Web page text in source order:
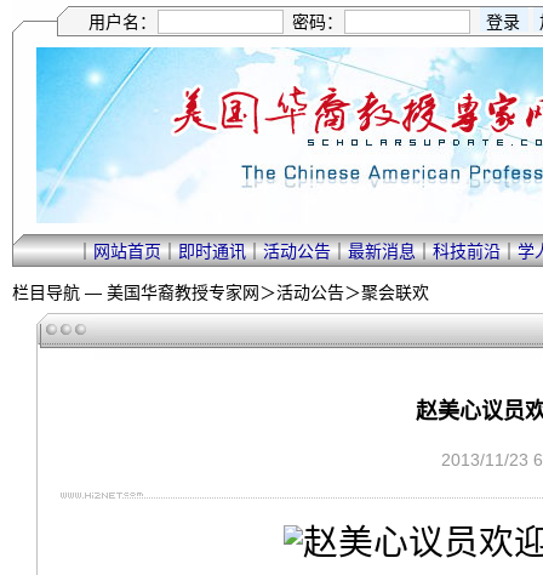
用户名： 密码：
｜网站首页｜即时通讯｜活动公告｜最新消息｜科技前沿｜学
栏目导航 — 美国华裔教授专家网＞活动公告＞聚会联欢
赵美心议员
2013/11/23